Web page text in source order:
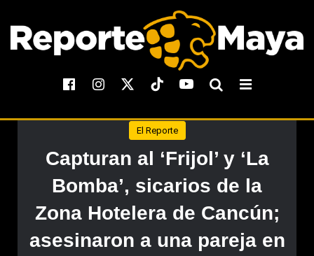
El Reporte
Capturan al ‘Frijol’ y ‘La
Bomba’, sicarios de la
Zona Hotelera de Cancún;
asesinaron a una pareja en